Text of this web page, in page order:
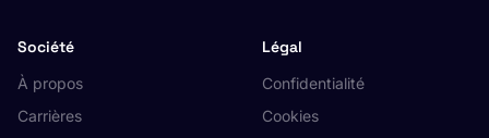
Société
À propos
Carrières
Légal
Confidentialité
Cookies